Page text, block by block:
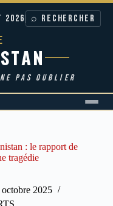
2026 ⌕ RECHERCHER
PAS OUBLIER
: le rapport de
tragédie
octobre 2025